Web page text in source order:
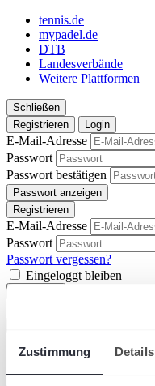
Zustimmung Details
tennis.de
mypadel.de
DTB
Landesverbände
Weitere Plattformen
Schließen
Registrieren
Login
E-Mail-Adresse
Passwort
Passwort bestätigen
Passwort anzeigen
Registrieren
E-Mail-Adresse
Passwort
Passwort vergessen?
Eingeloggt bleiben